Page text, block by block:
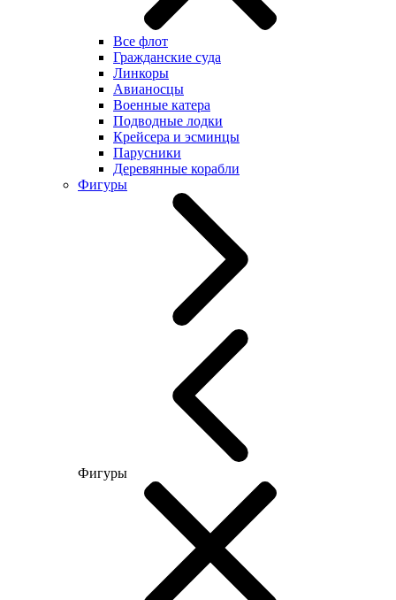
Все флот
Гражданские суда
Линкоры
Авианосцы
Военные катера
Подводные лодки
Крейсера и эсминцы
Парусники
Деревянные корабли
Фигуры
Фигуры